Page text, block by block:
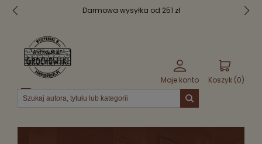
zł Bezpieczne pakowanie
Moje konto Koszyk (0)
Menu